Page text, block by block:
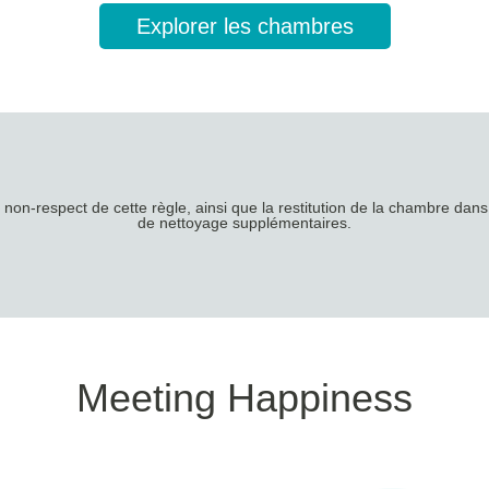
Explorer les chambres
respect de cette règle, ainsi que la restitution de la chambre
de nettoyage supplémentaires.
Meeting Happiness